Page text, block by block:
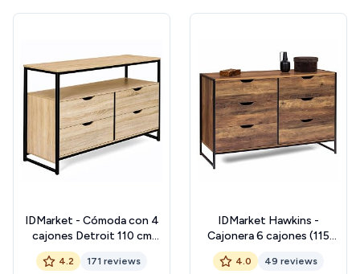
IDMarket - Cómoda con 4
cajones Detroit 110 cm
diseño industrial con
estante
4.2 171 reviews
IDMarket Hawkins -
Cajonera 6 cajones (115
cm), diseño industrial
4.0 49 reviews